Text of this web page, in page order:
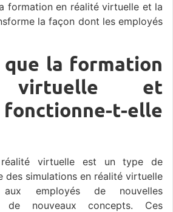
formation en réalité virtuelle et la
la façon dont les employés
que la formation
virtuelle et
fonctionne-t-elle
virtuelle est un type de
des simulations en réalité virtuelle
employés de nouvelles
de nouveaux concepts. Ces